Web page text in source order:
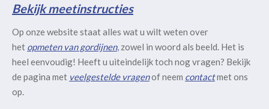
Bekijk meetinstructies
Op onze website staat alles wat u wilt weten over
het opmeten van gordijnen, zowel in woord als beeld. Het is
heel eenvoudig! Heeft u uiteindelijk toch nog vragen? Bekijk
de pagina met veelgestelde vragenof neem contactmet ons
op.